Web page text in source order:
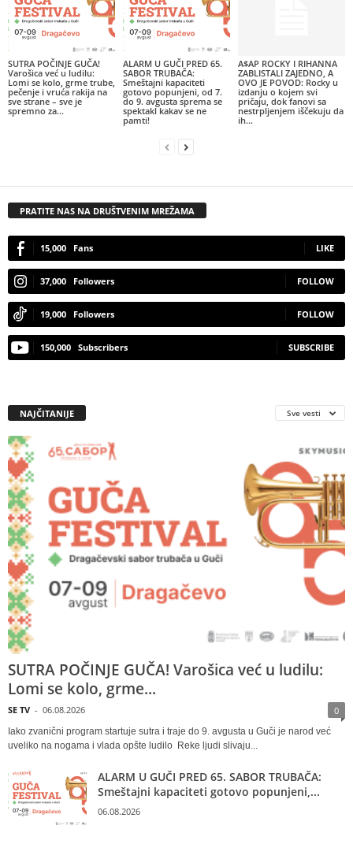
SUTRA POČINJE GUČA!
Varošica već u ludilu:
Lomi se kolo, grme trube,
pečenje i vruća rakija na
sve strane – sve je
spremno za...
ALARM U GUČI PRED 65.
SABOR TRUBAČA:
Smeštajni kapaciteti
gotovo popunjeni, od 7.
do 9. avgusta sprema se
spektakl kakav se ne
pamti!
A$AP ROCKY I RIHANNA
ZABLISTALI ZAJEDNO, A
OVO JE POVOD: Rocky u
izdanju o kojem svi
pričaju, dok fanovi sa
nestrpljenjem iščekuju da
ih...
PRATITE NAS NA DRUŠTVENIM MREŽAMA
15,000 Fans LIKE
37,000 Followers FOLLOW
19,000 Followers FOLLOW
150,000 Subscribers SUBSCRIBE
NAJČITANIJE Sve vesti
SUTRA POČINJE GUČA! Varošica već u ludilu:
Lomi se kolo, grme...
SE TV - 06.08.2026 0
Iako zvanični program startuje sutra i traje do 9. avgusta u Guči je narod već
uveliko na nogama i vlada opšte ludilo Reke ljudi slivaju...
ALARM U GUČI PRED 65. SABOR TRUBAČA:
Smeštajni kapaciteti gotovo popunjeni,...
06.08.2026